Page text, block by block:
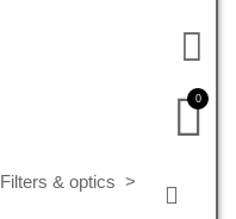
0
Filters & optics